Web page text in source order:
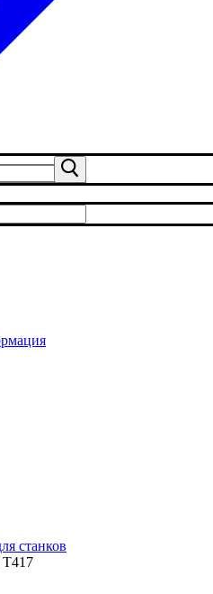
станков